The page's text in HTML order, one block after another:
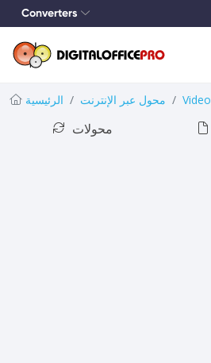
Converters
الرئيسية محول عبر الإنترنت Video
محولات